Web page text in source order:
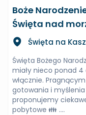
Boże
Święta nad
Święta na
Święta Bożego
miały nieco ponad 4
włącznie.
gotowania i
proponujemy
pobytowe 👪 ....